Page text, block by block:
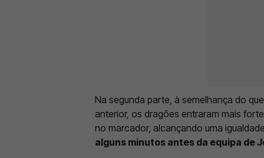
Na segunda parte, à semelhança do
anterior, os dragões entraram mais
no marcador, alcançando uma
alguns minutos antes da equipa de